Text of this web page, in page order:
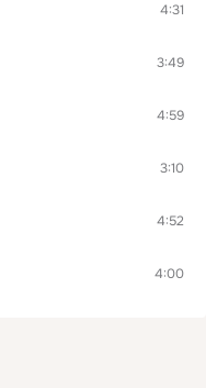
4:31
3:49
4:59
3:10
4:52
4:00